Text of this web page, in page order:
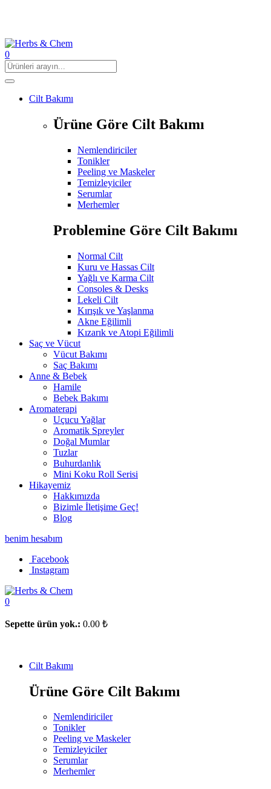
0
Cilt Bakımı
Ürüne Göre Cilt Bakımı
Nemlendiriciler
Tonikler
Peeling ve Maskeler
Temizleyiciler
Serumlar
Merhemler
Problemine Göre Cilt Bakımı
Normal Cilt
Kuru ve Hassas Cilt
Yağlı ve Karma Cilt
Consoles & Desks
Lekeli Cilt
Kırışık ve Yaşlanma
Akne Eğilimli
Kızarık ve Atopi Eğilimli
Saç ve Vücut
Vücut Bakımı
Saç Bakımı
Anne & Bebek
Hamile
Bebek Bakımı
Aromaterapi
Uçucu Yağlar
Aromatik Spreyler
Doğal Mumlar
Tuzlar
Buhurdanlık
Mini Koku Roll Serisi
Hikayemiz
Hakkımızda
Bizimle İletişime Geç!
Blog
benim hesabım
Facebook
Instagram
0
Sepette ürün yok.: 0.00 ₺
Cilt Bakımı
Ürüne Göre Cilt Bakımı
Nemlendiriciler
Tonikler
Peeling ve Maskeler
Temizleyiciler
Serumlar
Merhemler